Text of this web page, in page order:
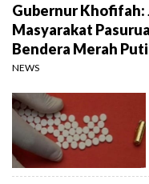
Gubernur Khofifah:
Masyarakat
Bendera Merah
NEWS